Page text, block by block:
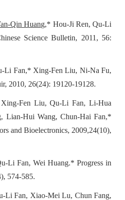
Qin Huang,* Hou-Ji Ren, Qu-Li
Science Bulletin, 2011, 56:
Li Fan,* Xing-Fen Liu, Ni-Na Fu,
2010, 26(24): 19120-19128.
Fen Liu, Qu-Li Fan, Li-Hua
Lian-Hui Wang, Chun-Hai Fan,*
and Bioelectronics, 2009,24(10),
Li Fan, Wei Huang.* Progress in
574-585.
Li Fan, Xiao-Mei Lu, Chun Fang,